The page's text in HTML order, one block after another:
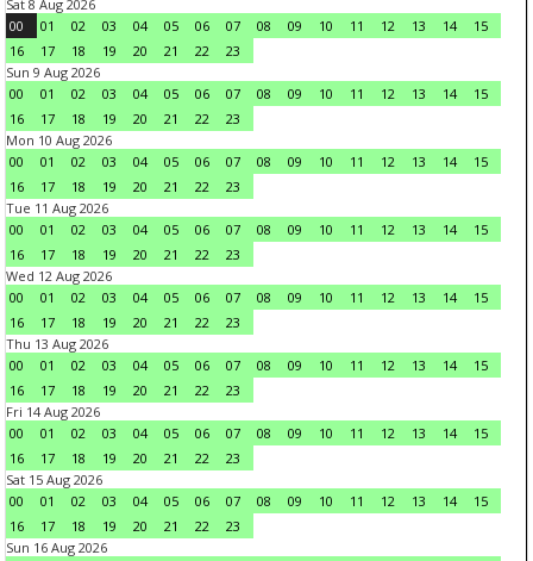
Sat 8 Aug 2026
00
01 02 03 04 05 06 07 08 09 10 11 12 13 14
15
16
17 18 19 20 21 22
23
Sun 9 Aug 2026
00
01 02 03 04 05 06 07 08 09 10 11 12 13 14
15
16
17 18 19 20 21 22
23
Mon 10 Aug 2026
00
01 02 03 04 05 06 07 08 09 10 11 12 13 14
15
16
17 18 19 20 21 22
23
Tue 11 Aug 2026
00
01 02 03 04 05 06 07 08 09 10 11 12 13 14
15
16
17 18 19 20 21 22
23
Wed 12 Aug 2026
00
01 02 03 04 05 06 07 08 09 10 11 12 13 14
15
16
17 18 19 20 21 22
23
Thu 13 Aug 2026
00
01 02 03 04 05 06 07 08 09 10 11 12 13 14
15
16
17 18 19 20 21 22
23
Fri 14 Aug 2026
00
01 02 03 04 05 06 07 08 09 10 11 12 13 14
15
16
17 18 19 20 21 22
23
Sat 15 Aug 2026
00
01 02 03 04 05 06 07 08 09 10 11 12 13 14
15
16
17 18 19 20 21 22
23
Sun 16 Aug 2026